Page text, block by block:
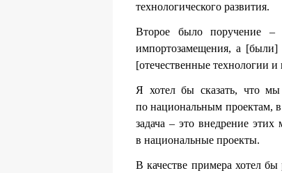
технологического развития.
Второе было поручение –
импортозамещения, а [были]
[отечественные технологии
Я хотел бы сказать, что
по национальным проектам, в
задача – это внедрение
в национальные проекты.
В качестве примера хотел бы